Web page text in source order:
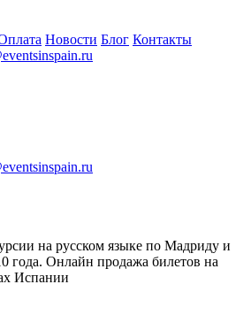
Новости Блог Контакты
на русском языке по Мадриду и
года. Онлайн продажа билетов на
Испании